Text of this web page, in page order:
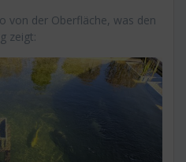
von der Oberfläche, was den
zeigt: